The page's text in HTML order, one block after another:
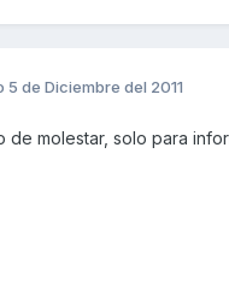
5 de Diciembre del 2011
de molestar, solo para